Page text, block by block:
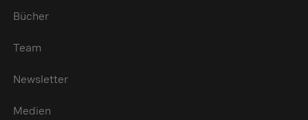
Bücher
Team
Newsletter
Medien